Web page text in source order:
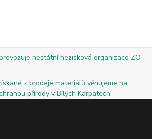
nestátní nezisková organizace ZO
z prodeje materiálů věnujeme na
přírody v Bílých Karpatech.